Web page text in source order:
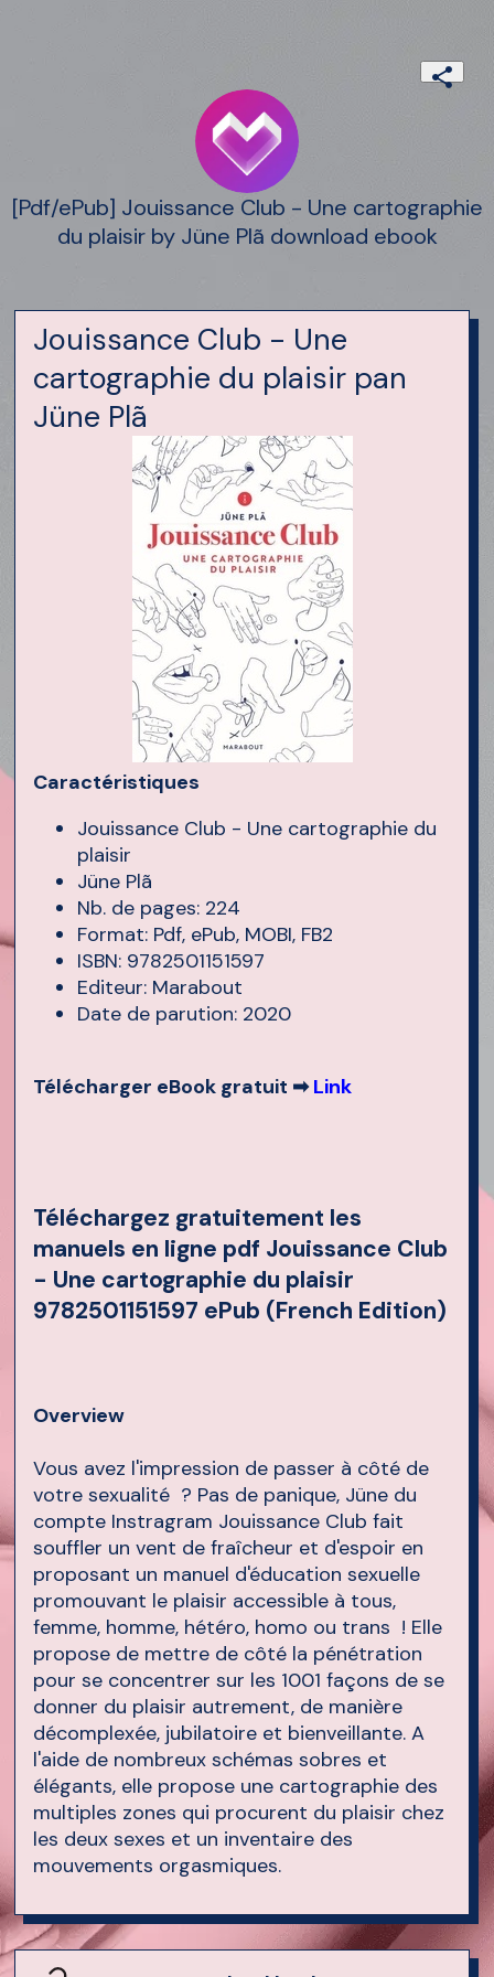
[Pdf/ePub] Jouissance Club - Une cartographie
du plaisir by Jüne Plã download ebook
Jouissance Club - Une
cartographie du plaisir pan
Jüne Plã
Caractéristiques
Jouissance Club - Une cartographie du
plaisir
Jüne Plã
Nb. de pages: 224
Format: Pdf, ePub, MOBI, FB2
ISBN: 9782501151597
Editeur: Marabout
Date de parution: 2020
Télécharger eBook gratuit ➡Link
Téléchargez gratuitement les
manuels en ligne pdf Jouissance Club
- Une cartographie du plaisir
9782501151597 ePub (French Edition)
Overview
Vous avez l'impression de passer à côté de
votre sexualité ? Pas de panique, Jüne du
compte Instragram Jouissance Club fait
souffler un vent de fraîcheur et d'espoir en
proposant un manuel d'éducation sexuelle
promouvant le plaisir accessible à tous,
femme, homme, hétéro, homo ou trans ! Elle
propose de mettre de côté la pénétration
pour se concentrer sur les 1001 façons de se
donner du plaisir autrement, de manière
décomplexée, jubilatoire et bienveillante. A
l'aide de nombreux schémas sobres et
élégants, elle propose une cartographie des
multiples zones qui procurent du plaisir chez
les deux sexes et un inventaire des
mouvements orgasmiques.